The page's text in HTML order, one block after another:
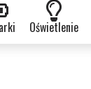
Oświetlenie